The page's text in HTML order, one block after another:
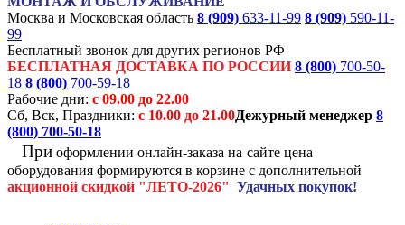
Москва и Московская область 8 (909) 633-11-99 8 (909) 590-11-
99
Бесплатный звонок для других регионов РФ
БЕСПЛАТНАЯ ДОСТАВКА ПО РОССИИ 8 (800) 700-50-
18 8 (800) 700-59-18
Рабочие дни: с 09.00 до 22.00
Сб, Вск, Праздники: с 10.00 до 21.00Дежурный менеджер 8
(800) 700-50-18
При оформлении онлайн-заказа на сайте цена
оборудования формируются в корзине с дополнительной
акционной скидкой "ЛЕТО-2026" Удачных покупок!